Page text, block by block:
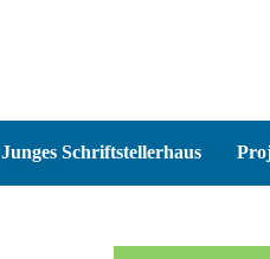
Junges Schriftstellerhaus